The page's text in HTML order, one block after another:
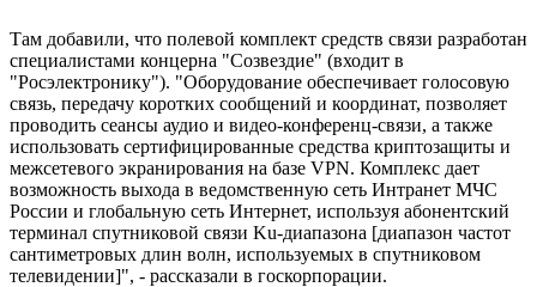
Там добавили, что полевой комплект средств связи разработан
специалистами концерна "Созвездие" (входит в
"Росэлектронику"). "Оборудование обеспечивает голосовую
связь, передачу коротких сообщений и координат, позволяет
проводить сеансы аудио и видео-конференц-связи, а также
использовать сертифицированные средства криптозащиты и
межсетевого экранирования на базе VPN. Комплекс дает
возможность выхода в ведомственную сеть Интранет МЧС
России и глобальную сеть Интернет, используя абонентский
терминал спутниковой связи Ku-диапазона [диапазон частот
сантиметровых длин волн, используемых в спутниковом
телевидении]", - рассказали в госкорпорации.